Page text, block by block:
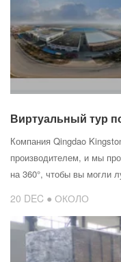
Виртуальный тур
Компания Qingdao
производителем, и мы
на 360°, чтобы вы могли
20 DEC ● ОКОЛО